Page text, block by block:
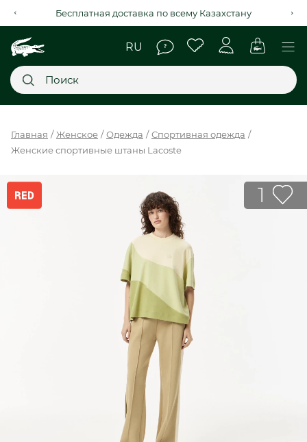
Бесплатная доставка по всему Казахстану
НОВИНКИ
SALE
МЫ LACOSTE
Главная Женское Одежда
Спортивная одежда
Женские спортивные штаны Lacoste
1